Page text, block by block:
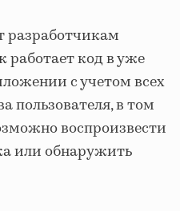
разработчикам
работает код в уже
с учетом всех
пользователя, в том
воспроизвести
или обнаружить